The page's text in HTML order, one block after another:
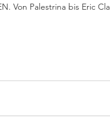
Von Palestrina bis Eric